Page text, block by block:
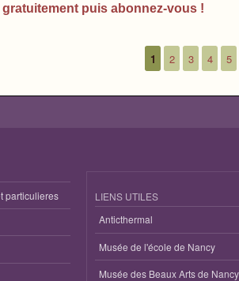
puis abonnez-vous !
1 2 3 4 5
particulieres
LIENS UTILES
Anticthermal
Musée de l'école de Nancy
Musée des Beaux Arts de Nancy